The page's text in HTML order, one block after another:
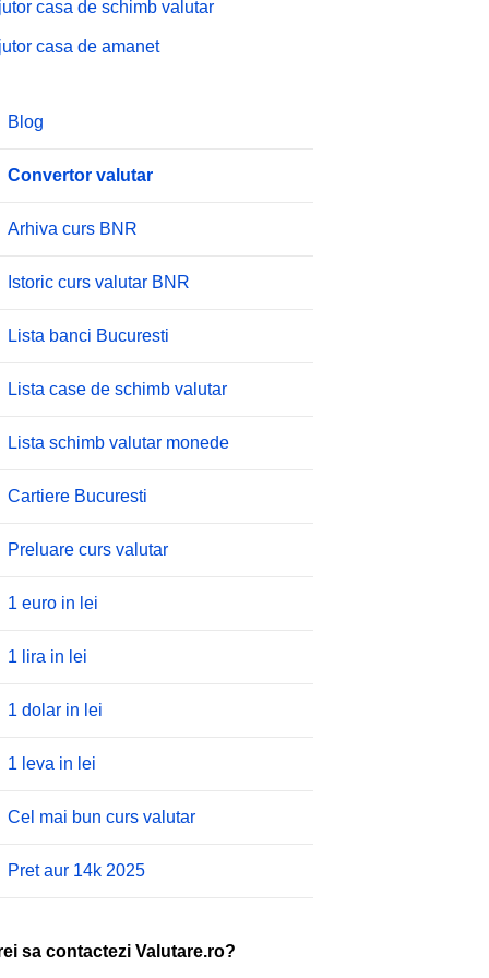
casa de schimb valutar
casa de amanet
Blog
Convertor valutar
Arhiva curs BNR
Istoric curs valutar BNR
Lista banci Bucuresti
Lista case de schimb valutar
Lista schimb valutar monede
Cartiere Bucuresti
Preluare curs valutar
1 euro in lei
1 lira in lei
1 dolar in lei
1 leva in lei
Cel mai bun curs valutar
Pret aur 14k 2025
sa contactezi Valutare.ro?